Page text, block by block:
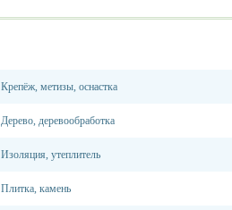
Крепёж, метизы, оснастка
Дерево, деревообработка
Изоляция, утеплитель
Плитка, камень